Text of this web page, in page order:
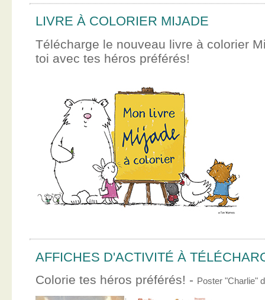
LIVRE À COLORIER MIJADE
Télécharge le nouveau livre à colorier
toi avec tes héros préférés!
AFFICHES D'ACTIVITÉ À
Colorie tes héros préférés! - Poster "Charlie"